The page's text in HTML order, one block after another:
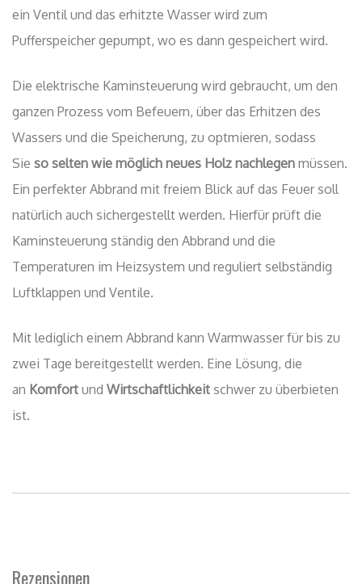
ein Ventil und das erhitzte Wasser wird zum
Pufferspeicher gepumpt, wo es dann gespeichert wird.
Die elektrische Kaminsteuerung wird gebraucht, um den
ganzen Prozess vom Befeuern, über das Erhitzen des
Wassers und die Speicherung, zu optmieren, sodass
Sie so selten wie möglich neues Holz nachlegen müssen.
Ein perfekter Abbrand mit freiem Blick auf das Feuer soll
natürlich auch sichergestellt werden. Hierfür prüft die
Kaminsteuerung ständig den Abbrand und die
Temperaturen im Heizsystem und reguliert selbständig
Luftklappen und Ventile.
Mit lediglich einem Abbrand kann Warmwasser für bis zu
zwei Tage bereitgestellt werden. Eine Lösung, die
an Komfort und Wirtschaftlichkeit schwer zu überbieten
ist.
Rezensionen